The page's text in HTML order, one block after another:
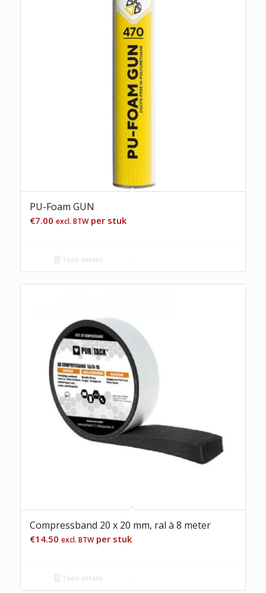
PU-Foam GUN
€7.00 excl. BTWper stuk
Toon details
Compressband 20 x 20 mm, ral à 8 meter
€14.50 excl. BTWper stuk
Toon details